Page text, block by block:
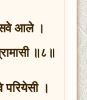
आले ।
॥८॥
परियेसी ।